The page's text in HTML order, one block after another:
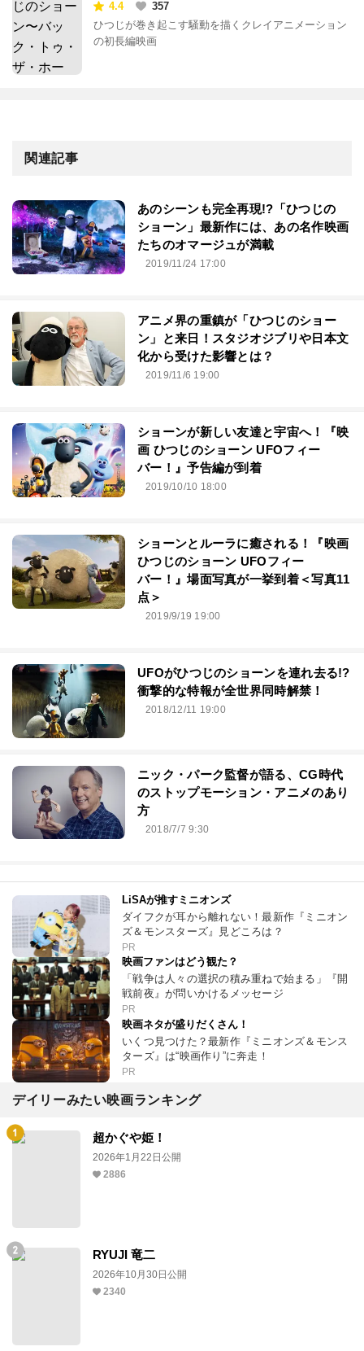
ホーム〜
4.4
357
ひつじが巻き起こす騒動を描くクレイアニメーション
の初長編映画
関連記事
あのシーンも完全再現!?「ひつじの
ショーン」最新作には、あの名作映画
たちのオマージュが満載
2019/11/24 17:00
アニメ界の重鎮が「ひつじのショー
ン」と来日！スタジオジブリや日本文
化から受けた影響とは？
2019/11/6 19:00
ショーンが新しい友達と宇宙へ！『映
画 ひつじのショーン UFOフィー
バー！』予告編が到着
2019/10/10 18:00
ショーンとルーラに癒される！『映画
ひつじのショーン UFOフィー
バー！』場面写真が一挙到着＜写真11
点＞
2019/9/19 19:00
UFOがひつじのショーンを連れ去る!?
衝撃的な特報が全世界同時解禁！
2018/12/11 19:00
ニック・パーク監督が語る、CG時代
のストップモーション・アニメのあり
方
2018/7/7 9:30
LiSAが推すミニオンズ
ダイフクが耳から離れない！最新作『ミニオン
ズ＆モンスターズ』見どころは？
PR
映画ファンはどう観た？
「戦争は人々の選択の積み重ねで始まる」『開
戦前夜』が問いかけるメッセージ
PR
映画ネタが盛りだくさん！
いくつ見つけた？最新作『ミニオンズ＆モンス
ターズ』は“映画作り”に奔走！
PR
デイリーみたい映画ランキング
超かぐや姫！
2026年1月22日公開
2886
RYUJI 竜二
2026年10月30日公開
2340